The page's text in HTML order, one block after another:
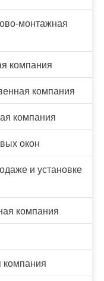
монтажная
компания
компания
компания
окон
и установке
компания
компания